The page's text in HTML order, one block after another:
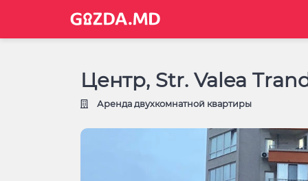
Центр, Str. Valea
Аренда двухкомнатной квартиры